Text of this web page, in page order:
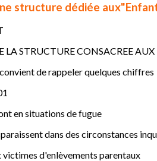
structure dédiée
LA STRUCTURE CONSACREE
de rappeler quelques chiffres
en situations de fugue
dans des circonstances
victimes d'enlèvements parentaux